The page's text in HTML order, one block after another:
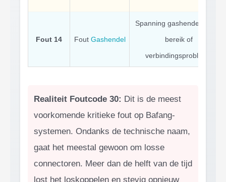
Fout 14 Fout Gashendel
Spanning gashendel buiten
bereik of
verbindingsprobleem
Realiteit Foutcode 30: Dit is de meest
voorkomende kritieke fout op Bafang-
systemen. Ondanks de technische naam,
gaat het meestal gewoon om losse
connectoren. Meer dan de helft van de tijd
lost het loskoppelen en stevig opnieuw